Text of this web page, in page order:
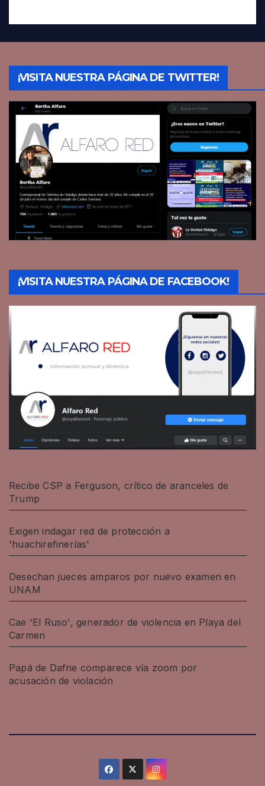
¡VISITA NUESTRA PÁGINA DE TWITTER!
¡VISITA NUESTRA PÁGINA DE FACEBOOK!
Recibe CSP a Ferguson, crítico de aranceles de
Trump
Exigen indagar red de protección a
'huachirefinerías'
Desechan jueces amparos por nuevo examen en
UNAM
Cae 'El Ruso', generador de violencia en Playa del
Carmen
Papá de Dafne comparece vía zoom por
acusación de violación